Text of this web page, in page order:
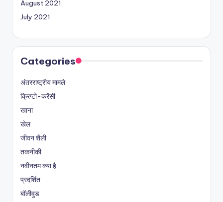
August 2021
July 2021
Categories
अंतरराष्ट्रीय मामले
क्रिप्टो-करेंसी
खाना
खेल
जीवन शैली
तकनीकी
नवीनतम क्या है
प्रदर्शित
बॉलीवुड